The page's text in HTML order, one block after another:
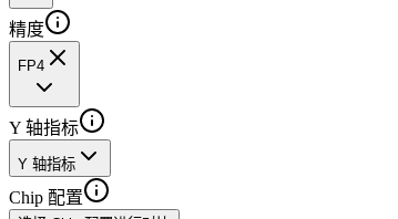
精度
FP4
Y 轴指标
Y 轴指标
Chip 配置